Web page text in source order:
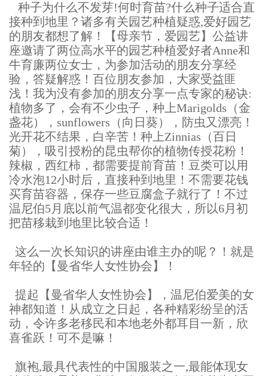
种子为什么不发芽!何时育苗?什么种子适合直
接种到地里？诸多有关园艺种植疑惑,爱好园艺
的朋友都想了解！【母亲节，爱园艺】公益讲
座邀请了两位高水平的园艺种植爱好者Anne和
牛育廉两位女士，为参加活动的朋友分享经
验，答疑解惑！百位朋友参加，大家受益匪
浅！我为没有参加的朋友分享一点专家的秘诀:
植物多了，会有不少虫子，种上Marigolds（金
盏花），sunflowers（向日葵），防虫又漂亮！
光开花不结果，白辛苦！种上Zinnias（百日
菊），吸引授粉的昆虫帮你的植物传授花粉！
辣椒，西红柿，都需要提前育苗！豆类可以用
冷水泡12小时后，直接种到地里！不需要花钱
买育苗容器，保存一些豆腐盒子就行了！不过
温尼伯5月底以前气温都变化很大，所以6月初
把苗移栽到地里比较合适！
这么一次长知识的讲座由谁主办的呢？！就是
年轻的【曼省华人女性协会】！
提起【曼省华人女性协会】，温尼伯爱美的女
神都知道！从成立之日起，各种精彩纷呈的活
动，令许多老移民和本地老外都耳目一新，欣
喜雀跃！可不是嘛！
旗袍,最具代表性的中国服装之一,最能体现女